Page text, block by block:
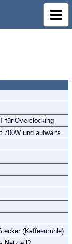
für Overclocking
700W und aufwärts
(Kaffeemühle)